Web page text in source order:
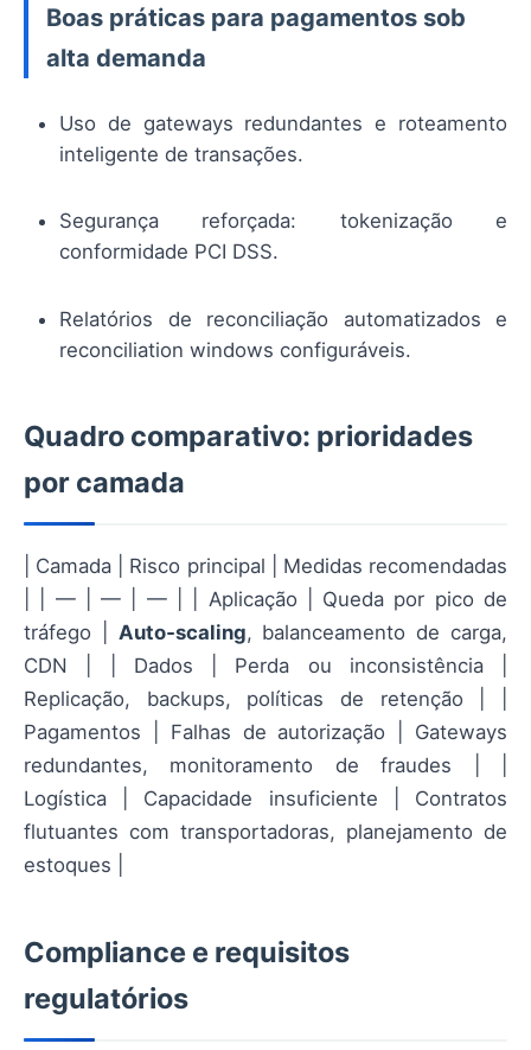
Boas práticas para pagamentos sob
alta demanda
Uso de gateways redundantes e roteamento
inteligente de transações.
Segurança reforçada: tokenização e
conformidade PCI DSS.
Relatórios de reconciliação automatizados e
reconciliation windows configuráveis.
Quadro comparativo: prioridades
por camada
| Camada | Risco principal | Medidas recomendadas
| | — | — | — | | Aplicação | Queda por pico de
tráfego | Auto‑scaling, balanceamento de carga,
CDN | | Dados | Perda ou inconsistência |
Replicação, backups, políticas de retenção | |
Pagamentos | Falhas de autorização | Gateways
redundantes, monitoramento de fraudes | |
Logística | Capacidade insuficiente | Contratos
flutuantes com transportadoras, planejamento de
estoques |
Compliance e requisitos
regulatórios